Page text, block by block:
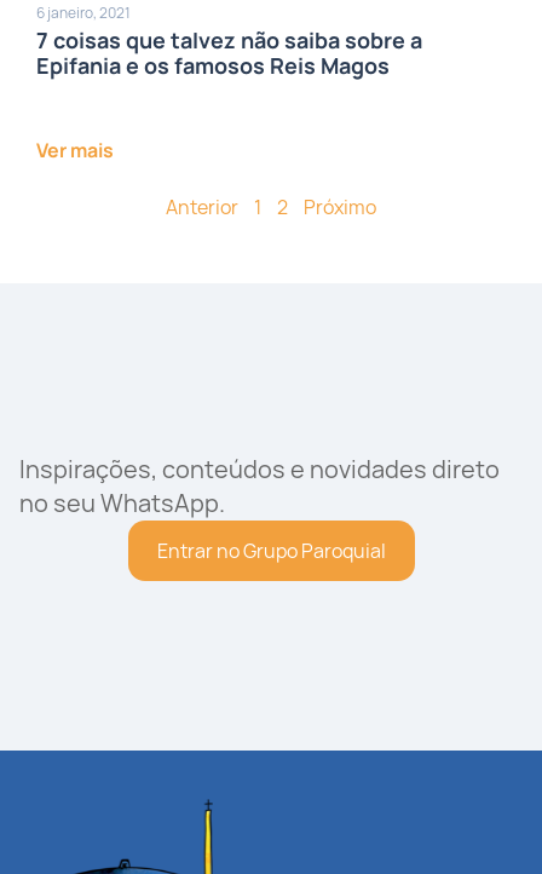
6 janeiro, 2021
7 coisas que talvez não saiba sobre a
Epifania e os famosos Reis Magos
Ver mais
Anterior 1 2 Próximo
Inspirações, conteúdos e novidades direto
no seu WhatsApp.
Entrar no Grupo Paroquial